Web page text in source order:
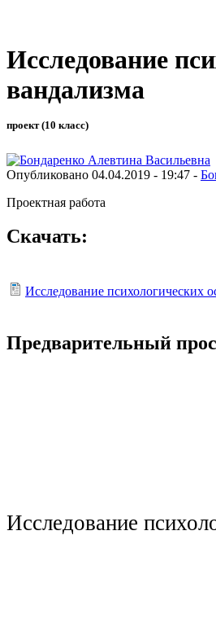
Исследование
вандализма
проект (10 класс)
Опубликовано 04.04.2019 - 19:47 -
Проектная работа
Скачать:
Исследование психологических
Предварительный
Исследование